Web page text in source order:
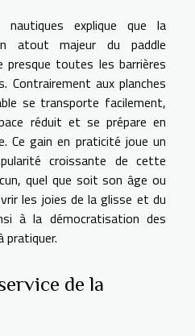
explique que la
atout majeur du paddle
presque toutes les barrières
Contrairement aux planches
se transporte facilement,
réduit et se prépare en
Ce gain en praticité joue un
croissante de cette
quel que soit son âge ou
les joies de la glisse et du
à la démocratisation des
pratiquer.
de la